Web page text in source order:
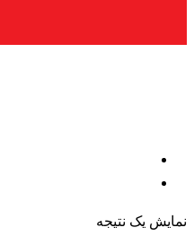
نمایش یک نتیجه